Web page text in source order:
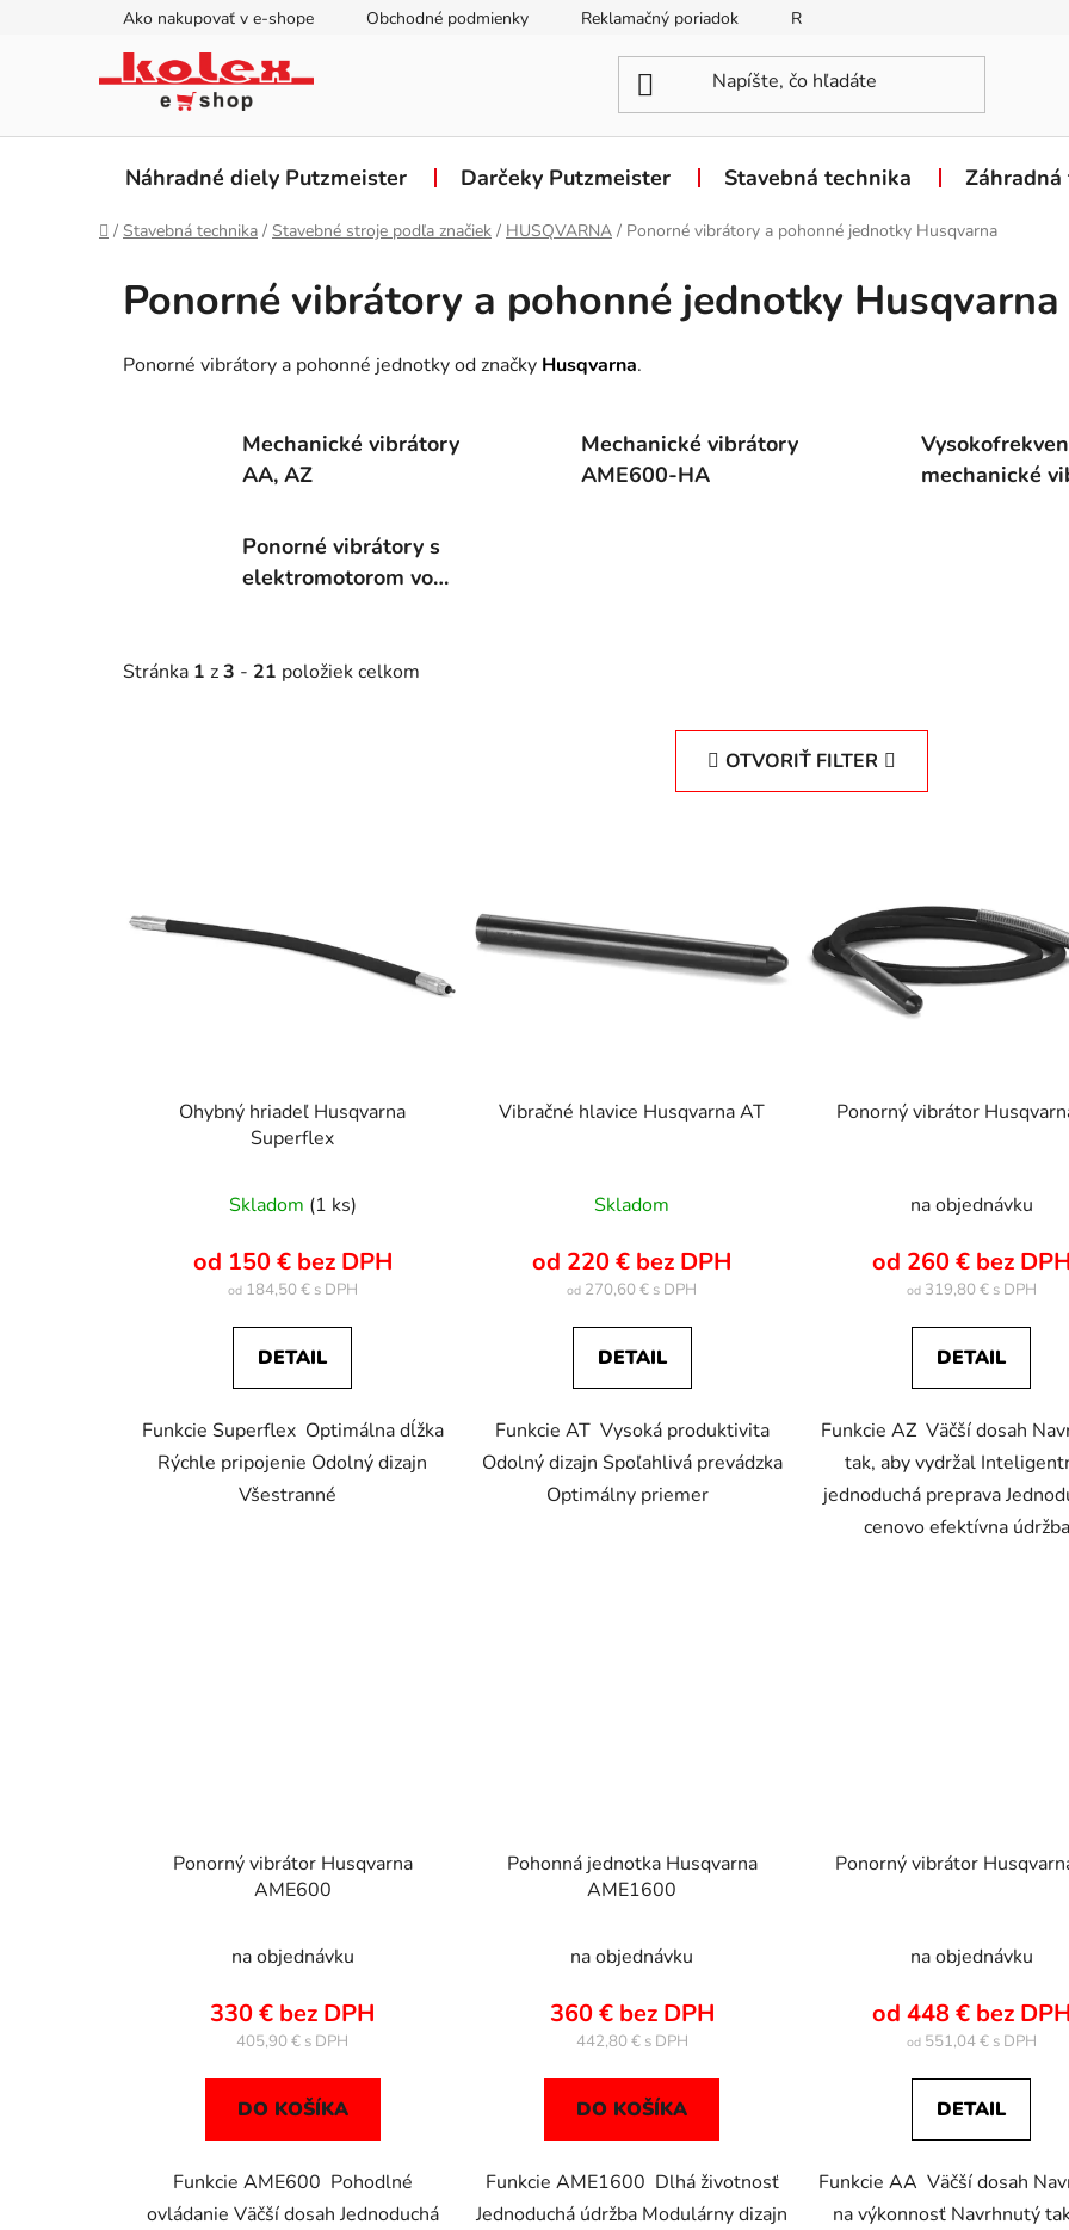
Ako nakupovať v e-shope Obchodné podmienky Reklamačný poriadok Reklamačný formulár
Náhradné diely Putzmeister Darčeky Putzmeister Stavebná technika
Domov
/ Stavebná technika / Stavebné stroje podľa značiek / HUSQVARNA / Ponorné vibrátory a pohonné jednotky Husqvarna
Ponorné vibrátory a pohonné jednotky Husqvarna
Ponorné vibrátory a pohonné jednotky od značky Husqvarna.
Mechanické vibrátory
AA, AZ
Mechanické vibrátory
AME600-HA
mechanické
Ponorné vibrátory s
elektromotorom vo
Stránka 1 z3 - 21 položiek celkom
OTVORIŤ FILTER
Ohybný hriadeľ Husqvarna
Superflex
Skladom (1 ks)
od 150 € bez DPH
od184,50 €
DETAIL
Funkcie Superflex Optimálna dĺžka
Rýchle pripojenie Odolný dizajn
Všestranné
Vibračné hlavice Husqvarna AT
Skladom
od 220 € bez DPH
od 270,60 €
DETAIL
Funkcie AT Vysoká produktivita
Odolný dizajn Spoľahlivá prevádzka
Optimálny priemer
Ponorný vibrátor
na objednávku
od 260 € bez DPH
od319,80 €
DETAIL
Funkcie AZ Väčší dosah
tak, aby vydržal
jednoduchá preprava
cenovo efektívna údržba
Ponorný vibrátor Husqvarna
AME600
na objednávku
330 € bez DPH
405,90 €
DO KOŠÍKA
Funkcie AME600 Pohodlné
ovládanie Väčší dosah Jednoduchá
Pohonná jednotka Husqvarna
AME1600
na objednávku
360 € bez DPH
442,80 €
DO KOŠÍKA
Funkcie AME1600 Dlhá životnosť
Jednoduchá údržba Modulárny dizajn
Ponorný vibrátor
na objednávku
od 448 € bez DPH
od551,04 €
DETAIL
Funkcie AA Väčší dosah
na výkonnosť Navrhnutý